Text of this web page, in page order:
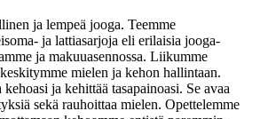
ja lempeä jooga. Teemme
ja lattiasarjoja eli erilaisia jooga-
ja makuuasennossa. Liikumme
mielen ja kehon hallintaan.
ja kehittää tasapainoasi. Se avaa
sekä rauhoittaa mielen. Opettelemme